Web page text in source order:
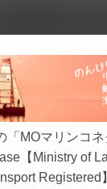
「MOマリンコ
【Ministry of
Registered